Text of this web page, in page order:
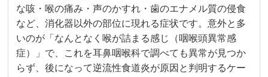
な咳・喉の痛み・声のかすれ・歯のエナメル質の侵食
など、消化器以外の部位に現れる症状です。意外と多
いのが「なんとなく喉が詰まる感じ（咽喉頭異常感
症）」で、これを耳鼻咽喉科で調べても異常が見つか
らず、後になって逆流性食道炎が原因と判明するケー